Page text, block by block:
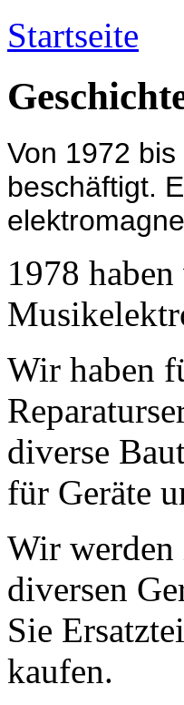
Startseite
Von 1972
beschäftigt.
1978
Wir haben
diverse
für Geräte
Wir werden
diversen
Sie
kaufen.